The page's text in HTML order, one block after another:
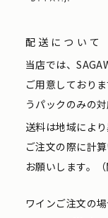
配送について
当店では、
ご用意しており
うパックのみの
送料は地域によ
ご注文の際に計
お願いします。
ワインご注文の